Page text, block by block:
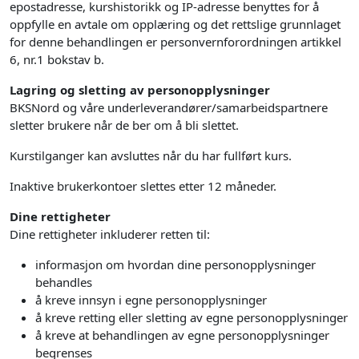
epostadresse, kurshistorikk og IP-adresse benyttes for å
oppfylle en avtale om opplæring og det rettslige grunnlaget
for denne behandlingen er personvernforordningen artikkel
6, nr.1 bokstav b.
Lagring og sletting av personopplysninger
BKSNord og våre underleverandører/samarbeidspartnere
sletter brukere når de ber om å bli slettet.
Kurstilganger kan avsluttes når du har fullført kurs.
Inaktive brukerkontoer slettes etter 12 måneder.
Dine rettigheter
Dine rettigheter inkluderer retten til:
informasjon om hvordan dine personopplysninger
behandles
å kreve innsyn i egne personopplysninger
å kreve retting eller sletting av egne personopplysninger
å kreve at behandlingen av egne personopplysninger
begrenses